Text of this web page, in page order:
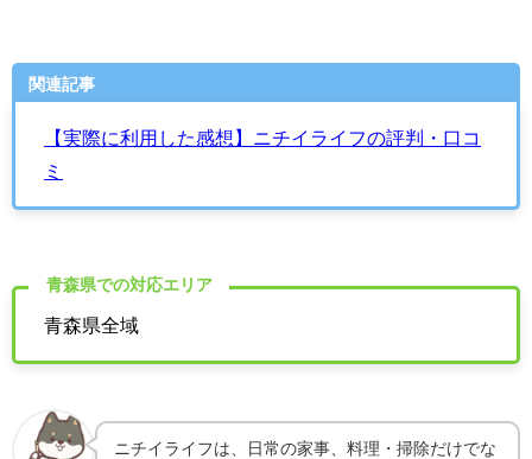
関連記事
【実際に利用した感想】ニチイライフの評判・口コ
ミ
青森県での対応エリア
青森県全域
ニチイライフは、日常の家事、料理・掃除だけでな